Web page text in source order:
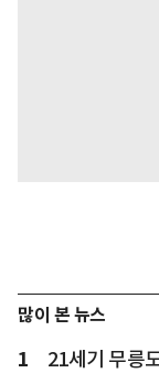
많이 본 뉴스
1 21세기 무릉